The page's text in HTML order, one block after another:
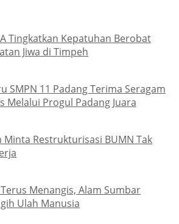
Tingkatkan Kepatuhan Berobat
Jiwa di Timpeh
SMPN 11 Padang Terima Seragam
Melalui Progul Padang Juara
Minta Restrukturisasi BUMN Tak
Menangis, Alam Sumbar
Ulah Manusia